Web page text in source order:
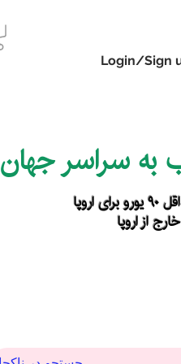
Login/Sign
به سراسر جهان